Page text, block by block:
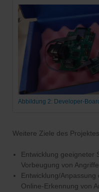
Abbildung 2: Developer-
Weitere Ziele des
Entwicklung geeigneter
Vorbeugung von
Entwicklung/
Online-Erkennung von